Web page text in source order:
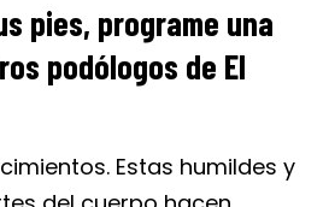
pies, programe una
podólogos de El
Estas humildes y